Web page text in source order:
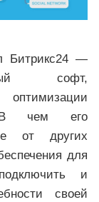
Битрикс24 —
софт,
В чем его
от других
для
и
своей